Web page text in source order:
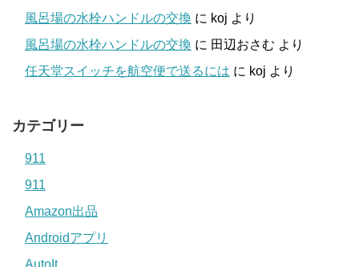
風呂場の水栓ハンドルの交換 に koj より
風呂場の水栓ハンドルの交換 に 田辺おさむ より
任天堂スイッチを航空便で送るには に koj より
カテゴリー
911
911
Amazon出品
Androidアプリ